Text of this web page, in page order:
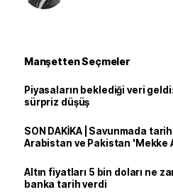
Manşetten Seçmeler
Piyasaların beklediği veri
sürpriz düşüş
SON DAKİKA | Savunmada
Arabistan ve Pakistan 'Mekke
Altın fiyatları 5 bin doları ne
banka tarih verdi